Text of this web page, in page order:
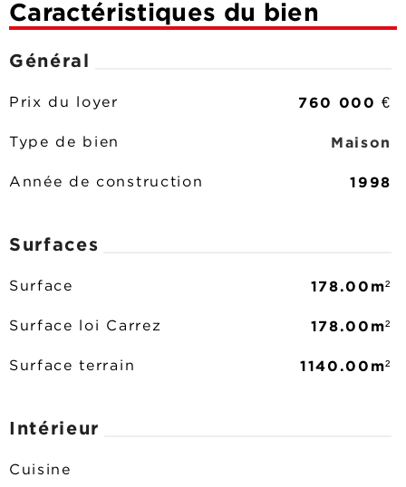
Caractéristiques du bien
Général
Prix du loyer 760 000 €
Type de bien Maison
Année de construction 1998
Surfaces
Surface 178.00m²
Surface loi Carrez 178.00m²
Surface terrain 1140.00m²
Intérieur
Cuisine